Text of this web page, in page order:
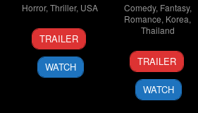
Horror, Thriller, USA
11
Feb
2009
Marcus
Nispel
TRAILER
WATCH
Comedy, Fantasy,
Romance, Korea,
Thailand
24
Nov
2016
Supat
Rangsipat
TRAILER
WATCH